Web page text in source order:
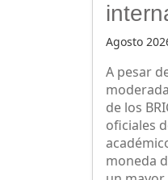
Agosto
A pesar
de los
oficiales
moneda